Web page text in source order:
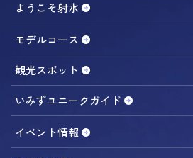
ようこそ射水
モデルコース
観光スポット
食べる／おみやげ 遊ぶ／体験する
休む／宿泊する
旅の便利スポット
いみずユニークガイド
内川周辺
イベント情報